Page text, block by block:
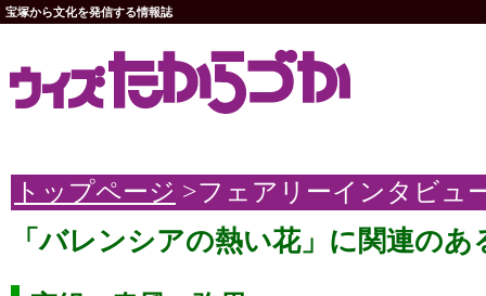
宝塚から文化を発信する情報誌
トップページ >フェアリーインタビュ
「バレンシアの熱い花」に関連のあ